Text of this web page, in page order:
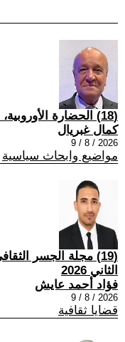
(18) الحضارة الأوروبية، مسيحية أم لامسيحية الهوية
كمال غبريال
2026 / 8 / 9
مواضيع وابحاث سياسية
(19) مجلة الجسر
الثاني 2026
فؤاد أحمد عايش
2026 / 8 / 9
قضايا ثقافية